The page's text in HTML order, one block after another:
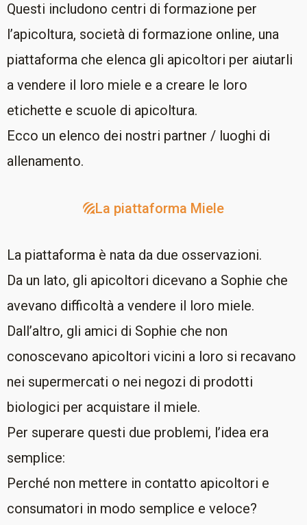
Questi includono centri di formazione per
l’apicoltura, società di formazione online, una
piattaforma che elenca gli apicoltori per aiutarli
a vendere il loro miele e a creare le loro
etichette e scuole di apicoltura.
Ecco un elenco dei nostri partner / luoghi di
allenamento.
La piattaforma Miele
La piattaforma è nata da due osservazioni.
Da un lato, gli apicoltori dicevano a Sophie che
avevano difficoltà a vendere il loro miele.
Dall’altro, gli amici di Sophie che non
conoscevano apicoltori vicini a loro si recavano
nei supermercati o nei negozi di prodotti
biologici per acquistare il miele.
Per superare questi due problemi, l’idea era
semplice:
Perché non mettere in contatto apicoltori e
consumatori in modo semplice e veloce?